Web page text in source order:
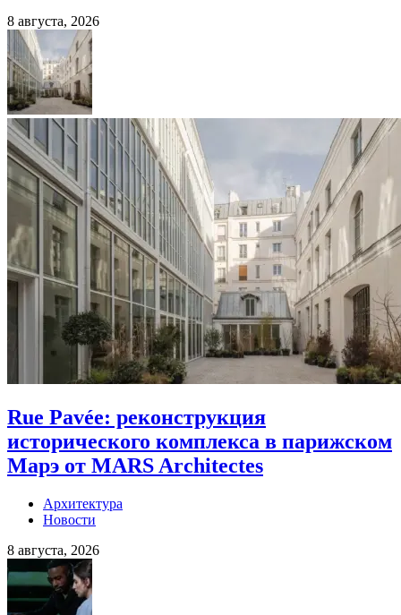
8 августа, 2026
Rue Pavée: реконструкция
исторического комплекса в парижском
Марэ от MARS Architectes
Архитектура
Новости
8 августа, 2026